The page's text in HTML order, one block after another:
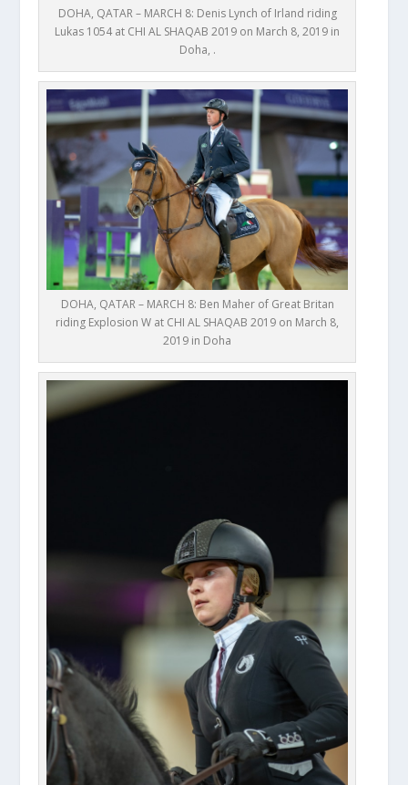
DOHA, QATAR – MARCH 8: Denis Lynch of Irland riding
Lukas 1054 at CHI AL SHAQAB 2019 on March 8, 2019 in
Doha, .
DOHA, QATAR – MARCH 8: Ben Maher of Great Britan
riding Explosion W at CHI AL SHAQAB 2019 on March 8,
2019 in Doha